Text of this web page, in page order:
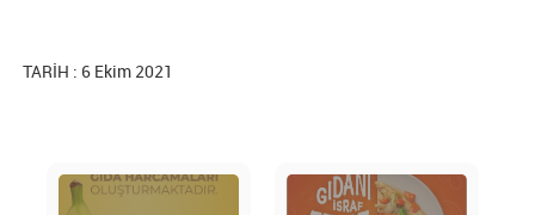
TARİH : 6 Ekim 2021